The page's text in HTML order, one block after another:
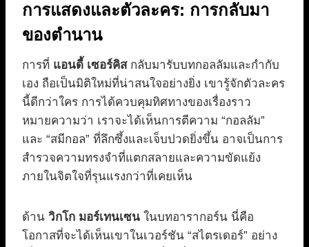
การแสดงและตัวละคร: การกลับมา
ของตำนาน
การที่ แอนดี้ เซอร์คิสกลับมารับบทกอลลัมและกำกับ
เอง ถือเป็นมิติใหม่ที่น่าสนใจอย่างยิ่ง เขารู้จักตัวละคร
นี้ดีกว่าใคร การได้ควบคุมทิศทางของเรื่องราว
หมายความว่า เราจะได้เห็นการตีความ “กอลลัม”
และ “สมีกอล” ที่ลึกซึ้งและเจ็บปวดยิ่งขึ้น อาจเป็นการ
สำรวจความทรงจำที่แตกสลายและความขัดแย้ง
ภายในจิตใจที่รุนแรงกว่าที่เคยเห็น
ด้าน วิกโก มอร์เทนเซน ในบทอารากอร์น นี่คือ
โอกาสที่จะได้เห็นเขาในเวอร์ชัน “สไตรเดอร์” อย่าง